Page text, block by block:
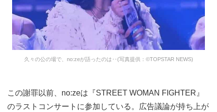
久々の公の場で、no:zeが語ったのは‥(写真提供：©TOPSTAR NEWS)
この謝罪以前、no:zeは『STREET WOMAN FIGHTER』
のラストコンサートに参加している。広告議論が持ち上が